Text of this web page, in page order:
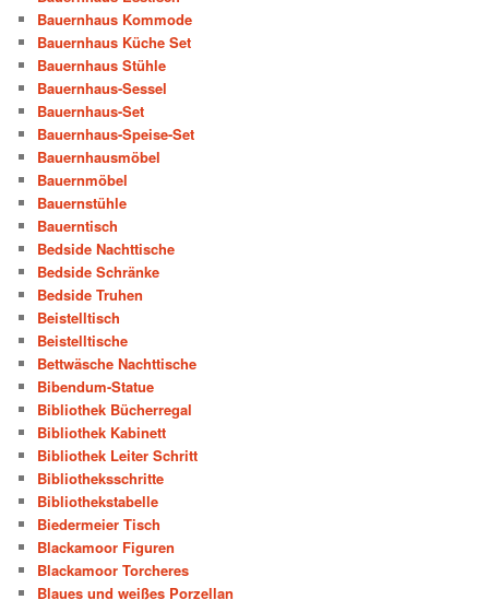
Bauernhaus Kommode
Bauernhaus Küche Set
Bauernhaus Stühle
Bauernhaus-Sessel
Bauernhaus-Set
Bauernhaus-Speise-Set
Bauernhausmöbel
Bauernmöbel
Bauernstühle
Bauerntisch
Bedside Nachttische
Bedside Schränke
Bedside Truhen
Beistelltisch
Beistelltische
Bettwäsche Nachttische
Bibendum-Statue
Bibliothek Bücherregal
Bibliothek Kabinett
Bibliothek Leiter Schritt
Bibliotheksschritte
Bibliothekstabelle
Biedermeier Tisch
Blackamoor Figuren
Blackamoor Torcheres
Blaues und weißes Porzellan